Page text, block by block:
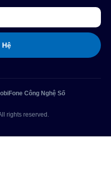
Hệ
Công Nghệ Số
rights reserved.